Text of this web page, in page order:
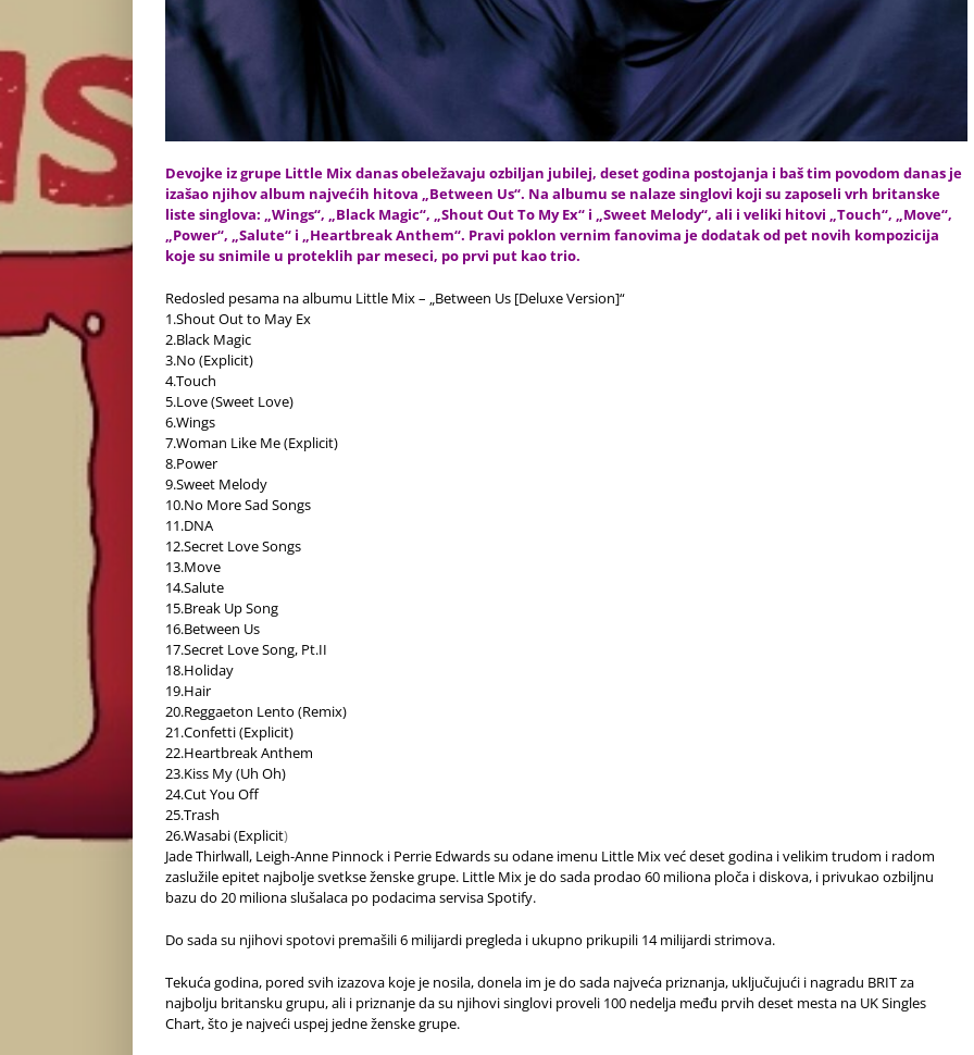
Devojke iz grupe Little Mix danas obeležavaju ozbiljan jubilej, deset godina postojanja i baš tim povodom danas je
izašao njihov album najvećih hitova „Between Us“. Na albumu se nalaze singlovi koji su zaposeli vrh britanske
liste singlova: „Wings“, „Black Magic“, „Shout Out To My Ex“ i „Sweet Melody“, ali i veliki hitovi „Touch“, „Move“,
„Power“, „Salute“ i „Heartbreak Anthem“. Pravi poklon vernim fanovima je dodatak od pet novih kompozicija
koje su snimile u proteklih par meseci, po prvi put kao trio.
Redosled pesama na albumu Little Mix – „Between Us [Deluxe Version]“
1.Shout Out to May Ex
2.Black Magic
3.No (Explicit)
4.Touch
5.Love (Sweet Love)
6.Wings
7.Woman Like Me (Explicit)
8.Power
9.Sweet Melody
10.No More Sad Songs
11.DNA
12.Secret Love Songs
13.Move
14.Salute
15.Break Up Song
16.Between Us
17.Secret Love Song, Pt.II
18.Holiday
19.Hair
20.Reggaeton Lento (Remix)
21.Confetti (Explicit)
22.Heartbreak Anthem
23.Kiss My (Uh Oh)
24.Cut You Off
25.Trash
26.Wasabi (Explicit)
Jade Thirlwall, Leigh-Anne Pinnock i Perrie Edwards su odane imenu Little Mix već deset godina i velikim trudom i radom
zaslužile epitet najbolje svetkse ženske grupe. Little Mix je do sada prodao 60 miliona ploča i diskova, i privukao ozbiljnu
bazu do 20 miliona slušalaca po podacima servisa Spotify.
Do sada su njihovi spotovi premašili 6 milijardi pregleda i ukupno prikupili 14 milijardi strimova.
Tekuća godina, pored svih izazova koje je nosila, donela im je do sada najveća priznanja, uključujući i nagradu BRIT za
najbolju britansku grupu, ali i priznanje da su njihovi singlovi proveli 100 nedelja među prvih deset mesta na UK Singles
Chart, što je najveći uspej jedne ženske grupe.